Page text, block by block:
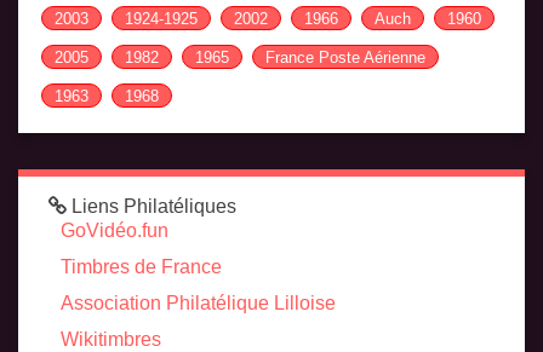
2003 1924-1925 2002 1966 Auch 1960
2005 1982 1965 France Poste Aérienne
1963 1968
Liens Philatéliques
GoVidéo.fun
Timbres de France
Association Philatélique Lilloise
Wikitimbres